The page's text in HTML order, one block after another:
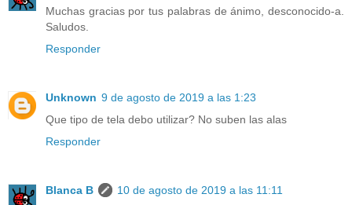
Muchas gracias por tus palabras de ánimo, desconocido-a.
Saludos.
Responder
Unknown 9 de agosto de 2019 a las 1:23
Que tipo de tela debo utilizar? No suben las alas
Responder
Blanca B
10 de agosto de 2019 a las 11:11